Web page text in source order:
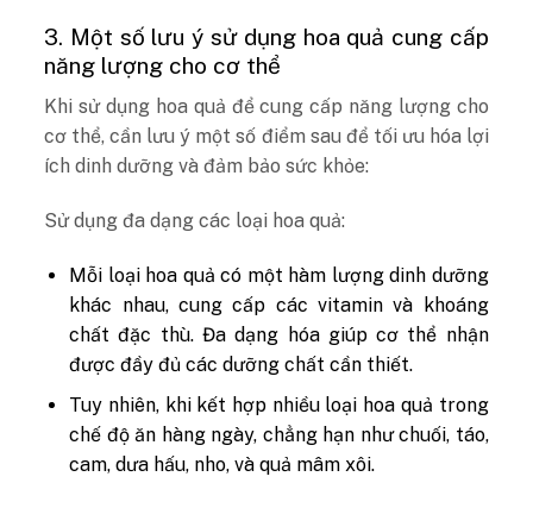
3. Một số lưu ý sử dụng hoa quả cung cấp
năng lượng cho cơ thể
Khi sử dụng hoa quả để cung cấp năng lượng cho
cơ thể, cần lưu ý một số điểm sau để tối ưu hóa lợi
ích dinh dưỡng và đảm bảo sức khỏe:
Sử dụng đa dạng các loại hoa quả:
Mỗi loại hoa quả có một hàm lượng dinh dưỡng
khác nhau, cung cấp các vitamin và khoáng
chất đặc thù. Đa dạng hóa giúp cơ thể nhận
được đầy đủ các dưỡng chất cần thiết.
Tuy nhiên, khi kết hợp nhiều loại hoa quả trong
chế độ ăn hàng ngày, chẳng hạn như chuối, táo,
cam, dưa hấu, nho, và quả mâm xôi.